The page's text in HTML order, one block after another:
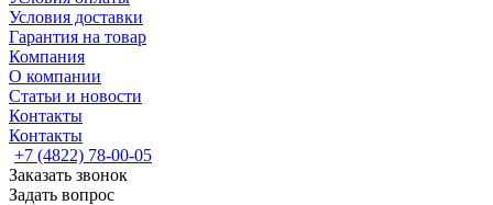
Условия доставки
Гарантия на товар
Компания
О компании
Статьи и новости
Контакты
Контакты
+7 (4822) 78-00-05
Заказать звонок
Задать вопрос